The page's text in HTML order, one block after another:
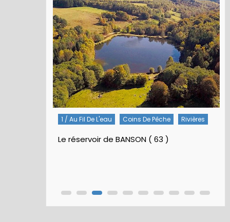
1 / Au Fil De L'eau Coins De Pêche Rivières
Le réservoir de BANSON ( 63 )